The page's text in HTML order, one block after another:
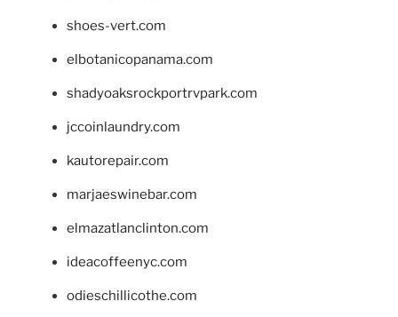
shoes-vert.com
elbotanicopanama.com
shadyoaksrockportrvpark.com
jccoinlaundry.com
kautorepair.com
marjaeswinebar.com
elmazatlanclinton.com
ideacoffeenyc.com
odieschillicothe.com